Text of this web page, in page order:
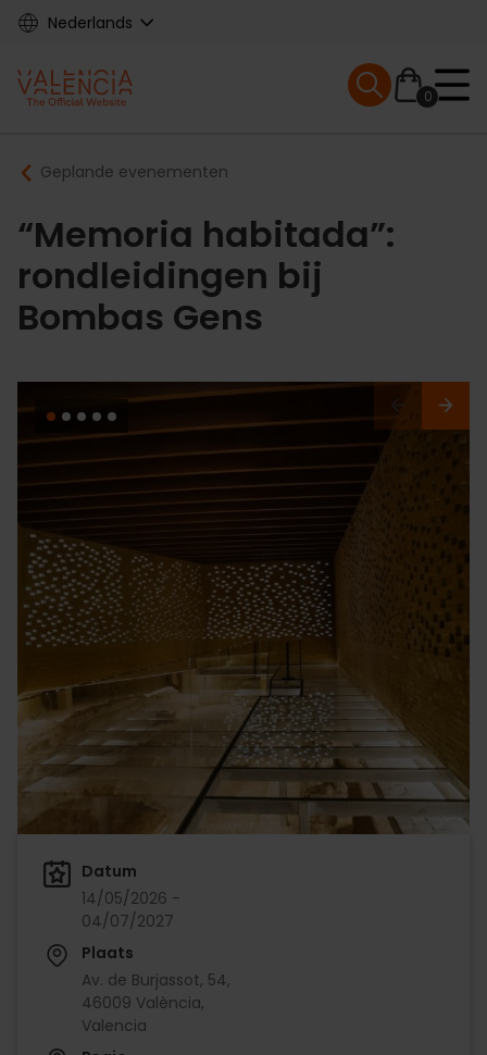
Skip
content
Nederlands
Main
navigation
0
Mobile menu
Breadcrumb
Geplande evenementen
“Memoria habitada”:
rondleidingen bij
Bombas Gens
Datum
14/05/2026 -
04/07/2027
Plaats
Av. de Burjassot, 54,
46009 València,
Valencia